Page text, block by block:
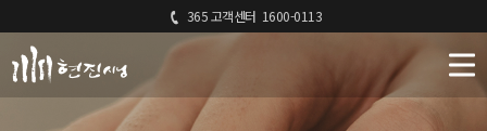
365 고객센터 1600-0113